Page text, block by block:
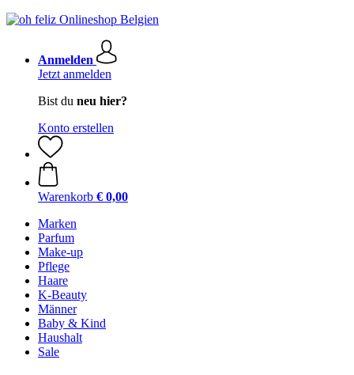
Anmelden
Jetzt anmelden
Bist du neu hier?
Konto erstellen
Warenkorb € 0,00
Marken
Parfum
Make-up
Pflege
Haare
K-Beauty
Männer
Baby & Kind
Haushalt
Sale